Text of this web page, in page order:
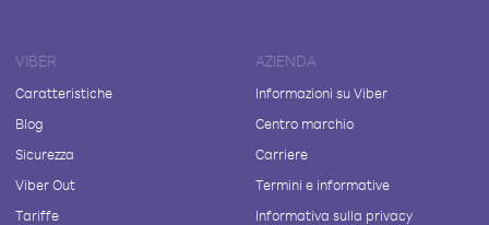
VIBER
Caratteristiche
Blog
Sicurezza
Viber Out
Tariffe
AZIENDA
Informazioni su Viber
Centro marchio
Carriere
Termini e informative
Informativa sulla privacy